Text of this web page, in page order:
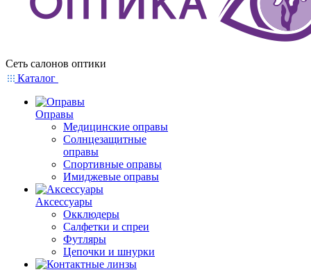
Сеть салонов оптики
Каталог
Оправы
Медицинские оправы
Солнцезащитные
оправы
Спортивные оправы
Имиджевые оправы
Аксессуары
Окклюдеры
Салфетки и спреи
Футляры
Цепочки и шнурки